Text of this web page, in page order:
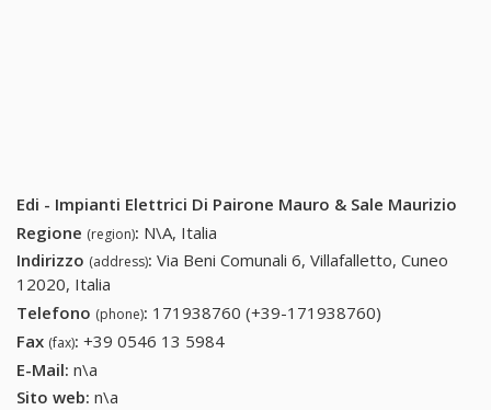
Edi - Impianti Elettrici Di Pairone Mauro & Sale Maurizio
Regione (region): N\A, Italia
Indirizzo (address): Via Beni Comunali 6, Villafalletto, Cuneo
12020, Italia
Telefono (phone): 171938760 (+39-171938760)
Fax (fax): +39 0546 13 5984
E-Mail: n\a
Sito web: n\a